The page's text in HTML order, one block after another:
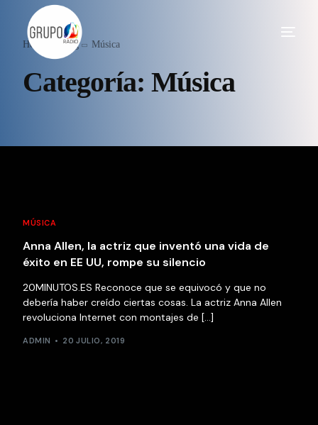
Home Blog Música
Categoría: Música
MÚSICA
Anna Allen, la actriz que inventó una vida de
éxito en EE UU, rompe su silencio
20MINUTOS.ES Reconoce que se equivocó y que no
debería haber creído ciertas cosas. La actriz Anna Allen
revoluciona Internet con montajes de […]
ADMIN 20 JULIO, 2019